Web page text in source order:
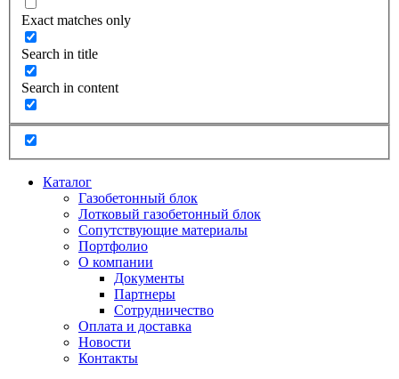
Exact matches only
Search in title
Search in content
Каталог
Газобетонный блок
Лотковый газобетонный блок
Сопутствующие материалы
Портфолио
О компании
Документы
Партнеры
Сотрудничество
Оплата и доставка
Новости
Контакты